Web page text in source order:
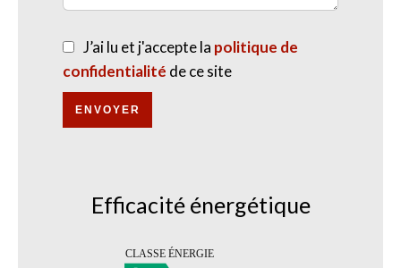
J’ai lu et j'accepte la politique de
confidentialité de ce site
ENVOYER
Efficacité énergétique